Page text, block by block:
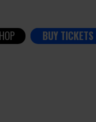
BUY TICKETS